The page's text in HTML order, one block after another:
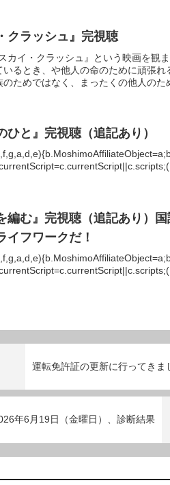
クラッシュ』完視聴
カイ・クラッシュ』という映画を観
いるとき、や他人の命のために頑張
ためではなく、まったくの他人のた
ひと』完視聴（追記あり）
編む』完視聴（追記あり）
イフワークだ！
運転免許証の更新に行ってきま
年6月19日（金曜日）、診断結果